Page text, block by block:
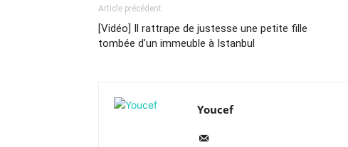
Article précédent
[Vidéo] Il rattrape de justesse une petite fille
tombée d’un immeuble à Istanbul
Youcef